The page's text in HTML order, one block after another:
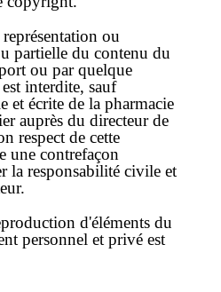
ou
partielle du contenu du
ou par quelque
interdite, sauf
et écrite de la pharmacie
auprès du directeur de
respect de cette
une contrefaçon
la responsabilité civile et
d'éléments du
personnel et privé est